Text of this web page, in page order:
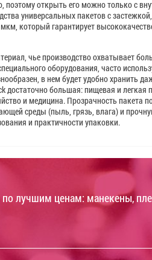
открыть его можно только с
универсальных пакетов с
который гарантирует
чье производство охватывает
оборудования, часто
в нем будет удобно хранить
достаточно большая: пищевая и
и медицина. Прозрачность пакета
среды (пыль, грязь, влага) и
и практичности упаковки.
лучшим ценам: манекены,